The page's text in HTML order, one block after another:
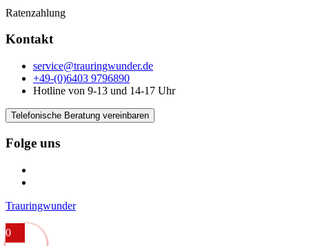
Ratenzahlung
Kontakt
service@trauringwunder.de
+49-(0)6403 9796890
Hotline von 9-13 und 14-17 Uhr
Telefonische Beratung vereinbaren
Folge uns
Trauringwunder
0